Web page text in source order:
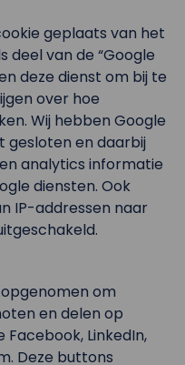
geplaats van het
deel van de “Google
deze dienst om bij te
over hoe
Wij hebben Google
gesloten en daarbij
analytics informatie
diensten. Ook
IP-addressen naar
om
en delen op
LinkedIn,
Deze buttons